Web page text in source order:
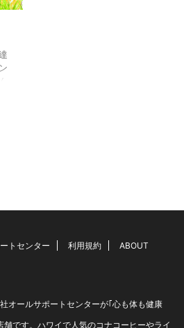
トセンター 利用規約 ABOUT
オールサポートセンターが｢心も体も健康
です。ハワイで人気のコナコーヒーやライ